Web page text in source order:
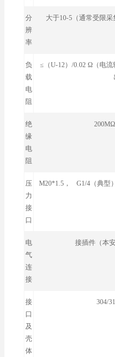
分
辨
率
大于10-5（通常受限采
负
载
电
阻
≤（U-12）/0.02 Ω（
绝
缘
电
阻
压
力
接
口
M20*1.5， G1/4（典型
电
气
连
接
接插件（本
接
口
及
壳
体
304/